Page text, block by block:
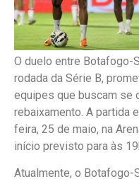
O duelo entre Botafogo-
rodada da Série B,
equipes que buscam se
rebaixamento. A partida
feira, 25 de maio, na
início previsto para às
Atualmente, o Botafogo-